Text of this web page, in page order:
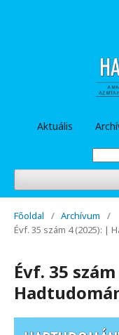
Aktuális
Főoldal / Archívum
/
Évf. 35 szám 4 (2025): |
Évf. 35